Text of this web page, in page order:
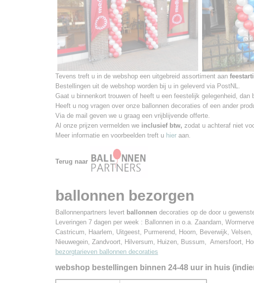
Tevens treft u in de webshop een uitgebreid assortiment aan
Bestellingen uit de webshop worden bij u in geleverd via PostNL.
Gaat u binnenkort trouwen of heeft u een feestelijk gelegenheid, dan
Heeft u nog vragen over onze ballonnen decoraties of een ander
Via de mail geven we u graag een vrijblijvende offerte.
Al onze prijzen vermelden we inclusief btw, zodat u achteraf niet
Meer informatie en voorbeelden treft u hier aan.
Terug naar
ballonnen bezorgen
Ballonnenpartners levert ballonnen decoraties op de door u
Leveringen 7 dagen per week : Ballonnen in o.a. Zaandam,
Castricum, Haarlem, Uitgeest, Purmerend, Hoorn, Beverwijk,
Nieuwegein, Zandvoort, Hilversum, Huizen, Bussum, Amersfoort,
bezorgtarieven ballonnen decoraties
webshop bestellingen binnen 24-48 uur in huis